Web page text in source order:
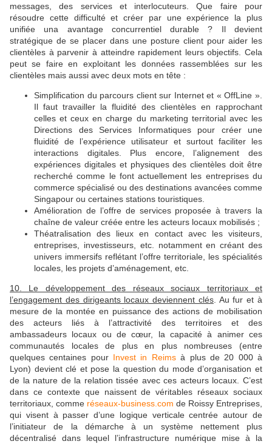
messages, des services et interlocuteurs. Que faire pour
résoudre cette difficulté et créer par une expérience la plus
unifiée una avantage concurrentiel durable ? Il devient
stratégique de se placer dans une posture client pour aider les
clientèles à parvenir à atteindre rapidement leurs objectifs. Cela
peut se faire en exploitant les données rassemblées sur les
clientèles mais aussi avec deux mots en tête :
Simplification du parcours client sur Internet et « OffLine ».
Il faut travailler la fluidité des clientèles en rapprochant
celles et ceux en charge du marketing territorial avec les
Directions des Services Informatiques pour créer une
fluidité de l’expérience utilisateur et surtout faciliter les
interactions digitales. Plus encore, l’alignement des
expériences digitales et physiques des clientèles doit être
recherché comme le font actuellement les entreprises du
commerce spécialisé ou des destinations avancées comme
Singapour ou certaines stations touristiques.
Amélioration de l’offre de services proposée à travers la
chaîne de valeur créée entre les acteurs locaux mobilisés ;
Théatralisation des lieux en contact avec les visiteurs,
entreprises, investisseurs, etc. notamment en créant des
univers immersifs reflétant l’offre territoriale, les spécialités
locales, les projets d’aménagement, etc.
10. Le développement des réseaux sociaux territoriaux et
l’engagement des dirigeants locaux deviennent clés. Au fur et à
mesure de la montée en puissance des actions de mobilisation
des acteurs liés à l’attractivité des territoires et des
ambassadeurs locaux ou de cœur, la capacité à animer ces
communautés locales de plus en plus nombreuses (entre
quelques centaines pour Invest in Reimsà plus de 20 000 à
Lyon) devient clé et pose la question du mode d’organisation et
de la nature de la relation tissée avec ces acteurs locaux. C’est
dans ce contexte que naissent de véritables réseaux sociaux
territoriaux, comme réseaux-business.com de Roissy Entreprises,
qui visent à passer d’une logique verticale centrée autour de
l’initiateur de la démarche à un système nettement plus
décentralisé dans lequel l’infrastructure numérique mise à la